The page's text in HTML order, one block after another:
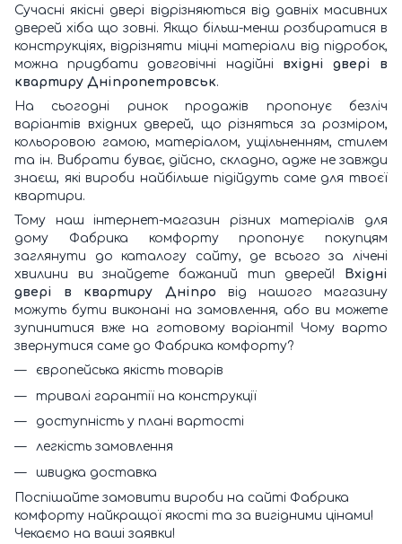
Сучасні якісні двері відрізняються від давніх масивних
дверей хіба що зовні. Якщо більш-менш розбиратися в
конструкціях, відрізняти міцні матеріали від підробок,
можна придбати довговічні надійні вхідні двері в
квартиру Дніпропетровськ.
На сьогодні ринок продажів пропонує безліч
варіантів вхідних дверей, що різняться за розміром,
кольоровою гамою, матеріалом, ущільненням, стилем
та ін. Вибрати буває, дійсно, складно, адже не завжди
знаєш, які вироби найбільше підійдуть саме для твоєї
квартири.
Тому наш інтернет-магазин різних матеріалів для
дому Фабрика комфорту пропонує покупцям
заглянути до каталогу сайту, де всього за лічені
хвилини ви знайдете бажаний тип дверей! Вхідні
двері в квартиру Дніпро від нашого магазину
можуть бути виконані на замовлення, або ви можете
зупинитися вже на готовому варіанті! Чому варто
звернутися саме до Фабрика комфорту?
європейська якість товарів
тривалі гарантії на конструкції
доступність у плані вартості
легкість замовлення
швидка доставка
Поспішайте замовити вироби на сайті Фабрика
комфорту найкращої якості та за вигідними цінами!
Чекаємо на ваші заявки!